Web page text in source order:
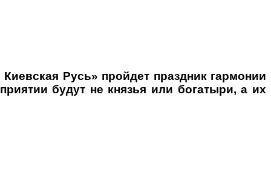
Русь» пройдет праздник гармонии
будут не князья или богатыри, а их